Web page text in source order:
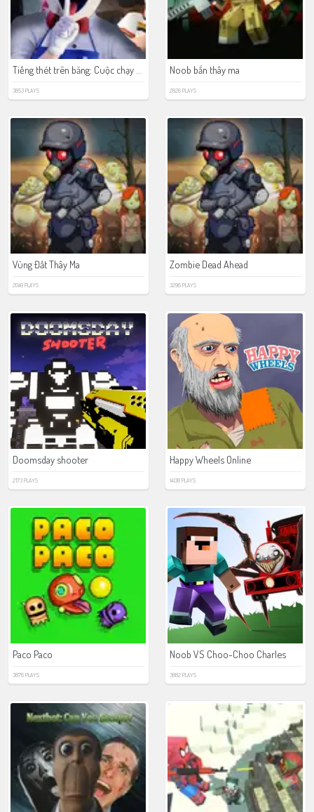
Tiếng thét trên băng: Cuộc chạy trốn kinh hoàng
3853 PLAYS
Noob bắn thây ma
2826 PLAYS
Vùng Đất Thây Ma
2049 PLAYS
Zombie Dead Ahead
3296 PLAYS
Doomsday shooter
2173 PLAYS
Happy Wheels Online
14138 PLAYS
Paco Paco
3876 PLAYS
Noob VS Choo-Choo Charles
3882 PLAYS